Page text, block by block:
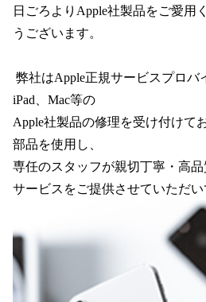
日ごろよりApple社製品をご愛用
うございます。
iPad、Mac等の
Apple社製品の修理を受け付けて
部品を使用し、
専任のスタッフが親切丁寧・高
サービスをご提供させていただい